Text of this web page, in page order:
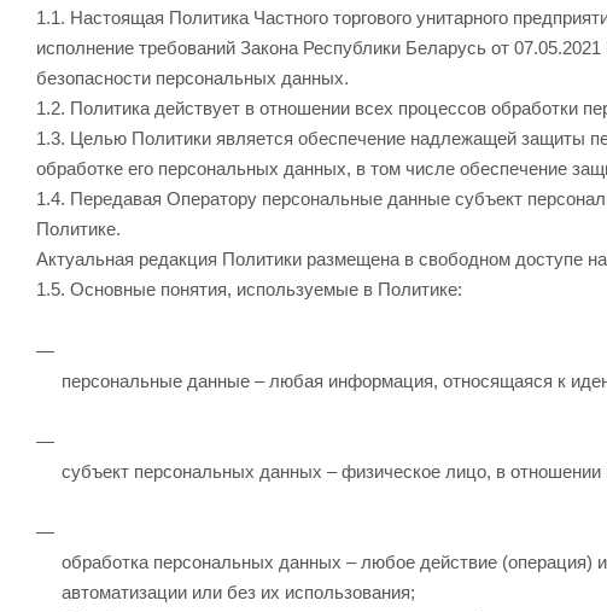
1.1. Настоящая Политика Частного торгового унитарного
исполнение требований Закона Республики Беларусь от
безопасности персональных данных.
1.2. Политика действует в отношении всех процессов обработки
1.3. Целью Политики является обеспечение надлежащей защиты
обработке его персональных данных, в том числе обеспечение
1.4. Передавая Оператору персональные данные субъект
Политике.
Актуальная редакция Политики размещена в свободном доступе
1.5. Основные понятия, используемые в Политике:
персональные данные – любая информация, относящаяся к
субъект персональных данных – физическое лицо, в
обработка персональных данных – любое действие
автоматизации или без их использования;